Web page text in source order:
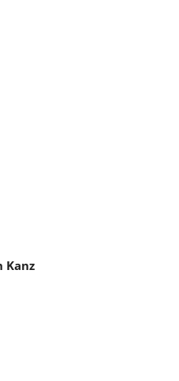
Kanz